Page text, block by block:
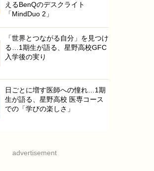
えるBenQのデスクライト
「MindDuo 2」
「世界とつながる自分」を見つけ
る…1期生が語る、星野高校GFC
入学後の実り
日ごとに増す医師への憧れ…1期
生が語る、星野高校 医専コース
での「学びの楽しさ」
advertisement